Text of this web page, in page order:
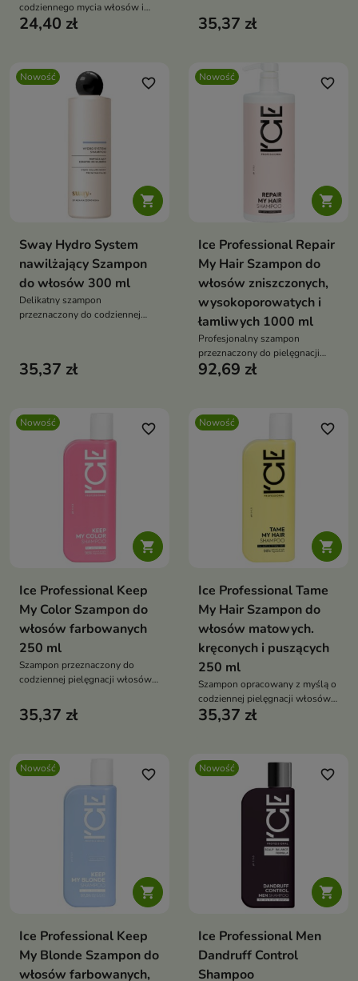
codziennego mycia włosów i
skóry głowy.
24,40 zł
pozbawionych gładkości.
35,37 zł
Nowość

favorite_border
Sway Hydro System
nawilżający Szampon
do włosów 300 ml
Delikatny szampon
przeznaczony do codziennej
35,37 zł
Nowość

favorite_border
Ice Professional Repair
My Hair Szampon do
włosów zniszczonych,
wysokoporowatych i
łamliwych 1000 ml
Profesjonalny szampon
przeznaczony do pielęgnacji
włosów osłabionych,
92,69 zł
Nowość

favorite_border
Ice Professional Keep
My Color Szampon do
włosów farbowanych
250 ml
Szampon przeznaczony do
codziennej pielęgnacji włosów
35,37 zł
Nowość

favorite_border
Ice Professional Tame
My Hair Szampon do
włosów matowych.
kręconych i puszących
250 ml
Szampon opracowany z myślą o
codziennej pielęgnacji włosów
wymagających wygładzenia i
35,37 zł
Nowość

favorite_border
Ice Professional Keep
My Blonde Szampon do
włosów farbowanych,
Nowość

favorite_border
Ice Professional Men
Dandruff Control
Shampoo